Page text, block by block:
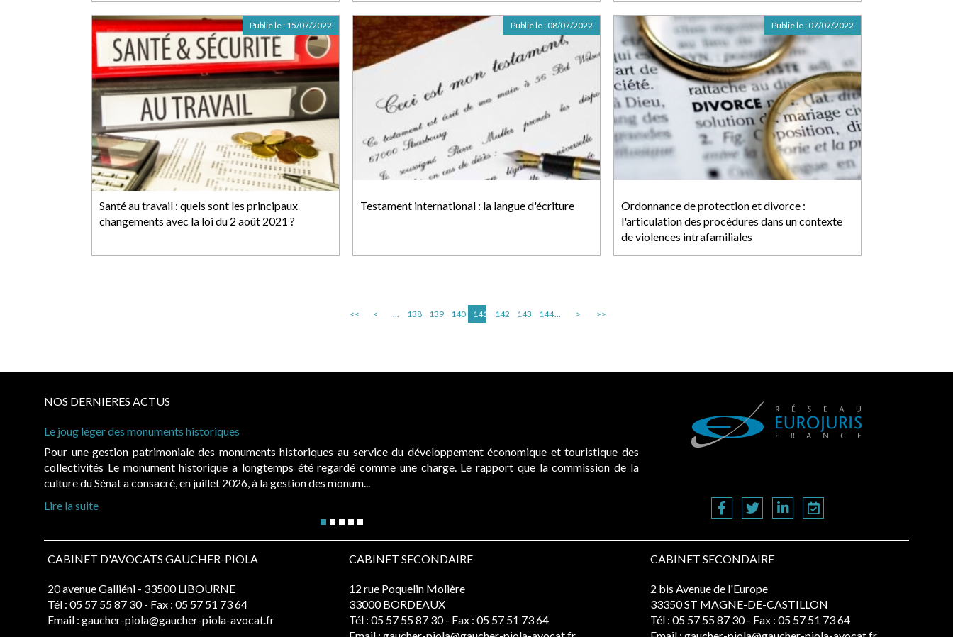
Santé au travail : quels sont les principaux
changements avec la loi du 2 août 2021 ?
Publié le : 15/07/2022
Testament international : la langue d'écriture
Publié le : 08/07/2022
Ordonnance de protection et divorce :
l'articulation des procédures dans un contexte
de violences intrafamiliales
Publié le : 07/07/2022
<< < ... 138 139 140 141 142 143 144... > >>
NOS DERNIERES ACTUS
Le joug léger des monuments historiques
Pour une gestion patrimoniale des monuments historiques au service du développement économique et touristique des
collectivités Le monument historique a longtemps été regardé comme une charge. Le rapport que la commission de la
culture du Sénat a consacré, en juillet 2026, à la gestion des monum...
Lire la suite
CABINET D'AVOCATS GAUCHER-PIOLA
20 avenue Galliéni - 33500 LIBOURNE
Tél : 05 57 55 87 30 - Fax : 05 57 51 73 64
Email : gaucher-piola@gaucher-piola-avocat.fr
CABINET SECONDAIRE
12 rue Poquelin Molière
33000 BORDEAUX
Tél : 05 57 55 87 30 - Fax : 05 57 51 73 64
CABINET SECONDAIRE
2 bis Avenue de l'Europe
33350 ST MAGNE-DE-CASTILLON
Tél : 05 57 55 87 30 - Fax : 05 57 51 73 64